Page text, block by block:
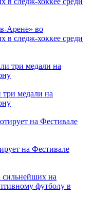
Арене» во
в следж-хоккее среди
медали на
на Фестивале